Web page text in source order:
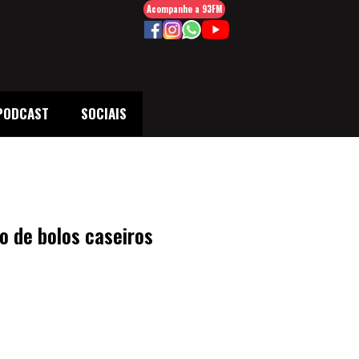
SOCIAIS
Acompanhe a 93FM
de bolos caseiros